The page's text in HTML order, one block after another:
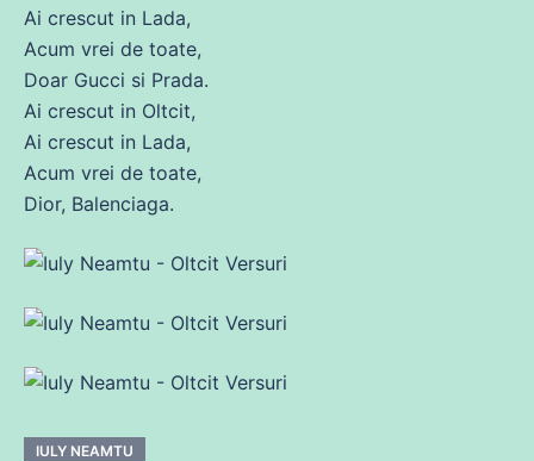
Ai crescut in Lada,
Acum vrei de toate,
Doar Gucci si Prada.
Ai crescut in Oltcit,
Ai crescut in Lada,
Acum vrei de toate,
Dior, Balenciaga.
IULY NEAMTU